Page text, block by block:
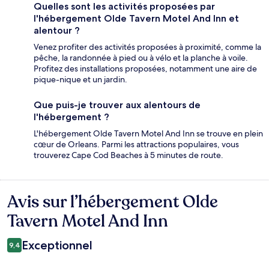
Quelles sont les activités proposées par
l'hébergement Olde Tavern Motel And Inn et
alentour ?
Venez profiter des activités proposées à proximité, comme la
pêche, la randonnée à pied ou à vélo et la planche à voile.
Profitez des installations proposées, notamment une aire de
pique-nique et un jardin.
Que puis-je trouver aux alentours de
l'hébergement ?
L'hébergement Olde Tavern Motel And Inn se trouve en plein
cœur de Orleans. Parmi les attractions populaires, vous
trouverez Cape Cod Beaches à 5 minutes de route.
Avis
Avis sur l’hébergement Olde
Tavern Motel And Inn
9,4 Exceptionnel